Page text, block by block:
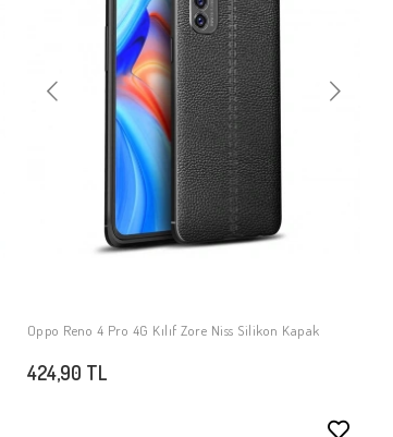
SEPETE EKLE
Oppo Reno 4 Pro 4G Kılıf Zore Niss Silikon Kapak
424,90 TL